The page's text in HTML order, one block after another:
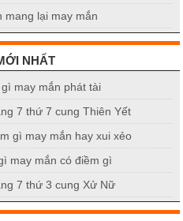
mang lại may mắn
NHẤT
may mắn phát tài
7 thứ 7 cung Thiên Yết
gì may mắn hay xui xẻo
may mắn có điềm gì
7 thứ 3 cung Xử Nữ